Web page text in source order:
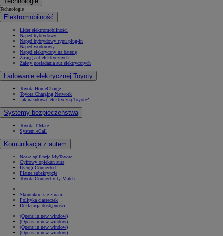
Technologie
Elektromobilność
Lider elektromobilności
Napęd hybrydowy
Napęd hybrydowy typu plug-in
Napęd wodorowy
Napęd elektryczny na baterię
Zasięg aut elektrycznych
Zalety posiadania aut elektrycznych
Ładowanie elektrycznej Toyoty
Toyota HomeCharge
Toyota Charging Network
Jak naładować elektryczną Toyotę?
Systemy bezpieczeństwa
Toyota T-Mate
System eCall
Komunikacja z autem
Nowa aplikacja MyToyota
Cyfrowy opiekun auta
Usługi Connected
Płatne subskrypcje
Toyota Connectivity Match
Skontaktuj się z nami
Polityka ciasteczek
Deklaracja dostępności
(Opens in new window)
(Opens in new window)
(Opens in new window)
(Opens in new window)